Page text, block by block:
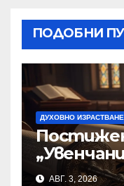
ПОДОБНИ
ДУХОВНО ИЗРАСТВАНЕ
АВГ. 3, 2026